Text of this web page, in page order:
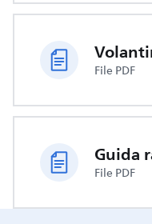
File PDF
Guida
File PDF